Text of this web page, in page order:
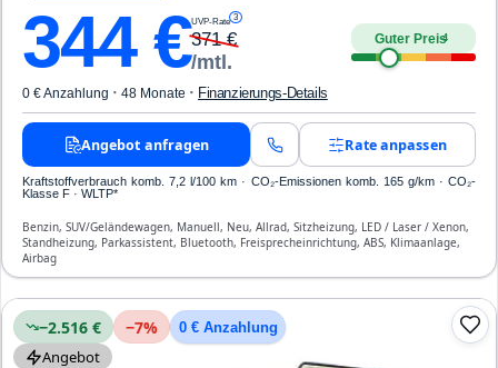
344€UVP-Rate 3
371€
/mtl.
Guter Preis4
0 € Anzahlung · 48 Monate · Finanzierungs-Details
Angebot anfragen Rate anpassen
Kraftstoffverbrauch komb. 7,2 l/100 km · CO₂-Emissionen komb. 165 g/km · CO₂-
Klasse F · WLTP*
Benzin, SUV/Geländewagen, Manuell, Neu, Allrad, Sitzheizung, LED / Laser / Xenon,
Standheizung, Parkassistent, Bluetooth, Freisprecheinrichtung, ABS, Klimaanlage,
Airbag
−2.516 € −7% 0 € Anzahlung
Angebot